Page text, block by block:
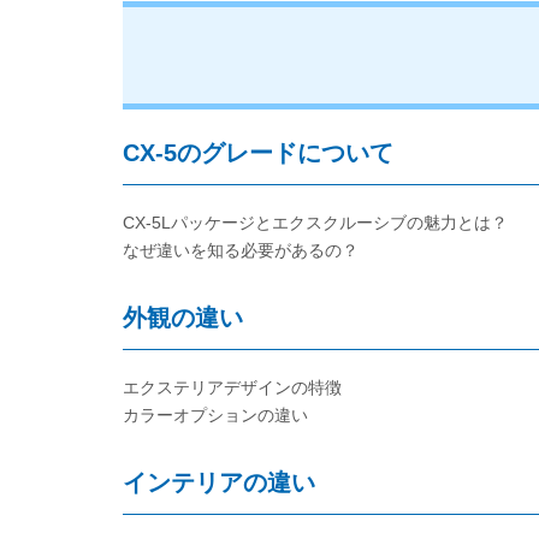
CX-5のグレードについて
CX-5Lパッケージとエクスクルーシブの魅力とは？
なぜ違いを知る必要があるの？
外観の違い
エクステリアデザインの特徴
カラーオプションの違い
インテリアの違い